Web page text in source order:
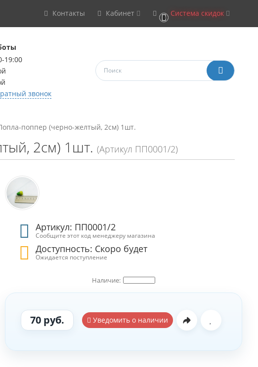
Контакты Кабинет 0 Система скидок
19:00
звонок
поппер (черно-желтый, 2см) 1шт.
2см) 1шт. (Артикул ПП0001/2)
Артикул: ПП0001/2
Сообщите этот код менеджеру магазина
Доступность: Скоро будет
Ожидается поступление
70 руб. Уведомить о наличии